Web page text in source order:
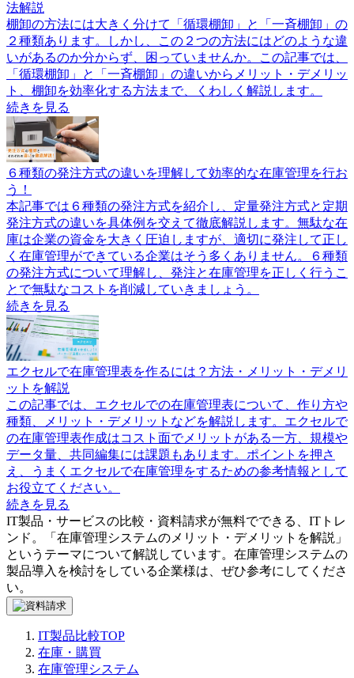
法解説
棚卸の方法には大きく分けて「循環棚卸」と「一斉棚卸」の
２種類あります。しかし、この２つの方法にはどのような違
いがあるのか分からず、困っていませんか。この記事では、
「循環棚卸」と「一斉棚卸」の違いからメリット・デメリッ
ト、棚卸を効率化する方法まで、くわしく解説します。
続きを見る
６種類の発注方式の違いを理解して効率的な在庫管理を行お
う！
本記事では６種類の発注方式を紹介し、定量発注方式と定期
発注方式の違いを具体例を交えて徹底解説します。無駄な在
庫は企業の資金を大きく圧迫しますが、適切に発注して正し
く在庫管理ができている企業はそう多くありません。６種類
の発注方式について理解し、発注と在庫管理を正しく行うこ
とで無駄なコストを削減していきましょう。
続きを見る
エクセルで在庫管理表を作るには？方法・メリット・デメリ
ットを解説
この記事では、エクセルでの在庫管理表について、作り方や
種類、メリット・デメリットなどを解説します。エクセルで
の在庫管理表作成はコスト面でメリットがある一方、規模や
データ量、共同編集には課題もあります。ポイントを押さ
え、うまくエクセルで在庫管理をするための参考情報として
お役立てください。
続きを見る
IT製品・サービスの比較・資料請求が無料でできる、ITトレ
ンド。「 在庫管理システムのメリット・デメリットを解説 」
というテーマについて解説しています。 在庫管理システムの
製品導入を検討をしている企業様は、ぜひ参考にしてくださ
い。
IT製品比較TOP
在庫・購買
在庫管理システム